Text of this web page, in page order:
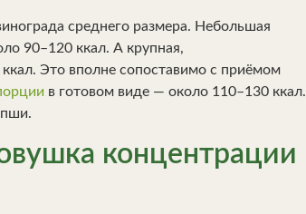
среднего размера. Небольшая
90–120 ккал. А крупная,
Это вполне сопоставимо с приёмом
в готовом виде — около 110–130 ккал.
концентрации